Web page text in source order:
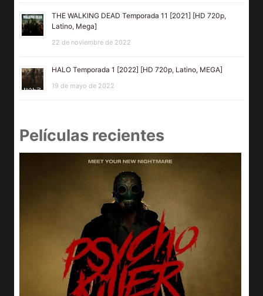
THE WALKING DEAD Temporada 11 [2021] [HD 720p,
Latino, Mega]
22 de noviembre de 2022
HALO Temporada 1 [2022] [HD 720p, Latino, MEGA]
19 de mayo de 2022
Películas recientes